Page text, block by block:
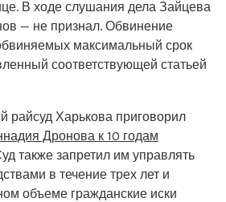
В ходе слушания дела Зайцева
— не признал. Обвинение
максимальный срок
соответствующей статьей
райсуд Харькова приговорил
Дронова к 10 годам
также запретил им управлять
в течение трех лет и
объеме гражданские иски